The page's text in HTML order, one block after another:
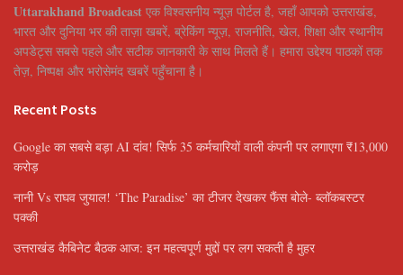
Uttarakhand Broadcast एक विश्वसनीय न्यूज़ पोर्टल है, जहाँ आपको उत्तराखंड,
भारत और दुनिया भर की ताज़ा खबरें, ब्रेकिंग न्यूज़, राजनीति, खेल, शिक्षा और स्थानीय
अपडेट्स सबसे पहले और सटीक जानकारी के साथ मिलते हैं। हमारा उद्देश्य पाठकों तक
तेज़, निष्पक्ष और भरोसेमंद खबरें पहुँचाना है।
Recent Posts
Google का सबसे बड़ा AI दांव! सिर्फ 35 कर्मचारियों वाली कंपनी पर लगाएगा ₹13,000
करोड़
नानी Vs राघव जुयाल! ‘The Paradise’ का टीजर देखकर फैंस बोले- ब्लॉकबस्टर
पक्की
उत्तराखंड कैबिनेट बैठक आज: इन महत्वपूर्ण मुद्दों पर लग सकती है मुहर